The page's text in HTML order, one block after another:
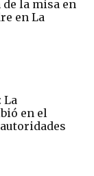
la misa en
en La
La
en el